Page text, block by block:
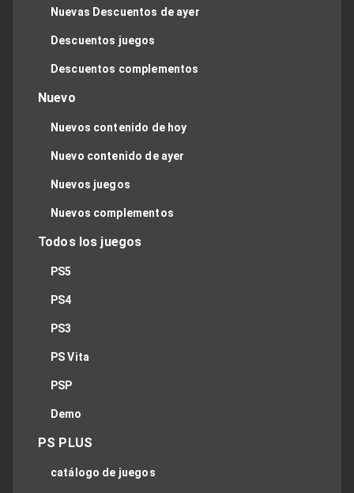
Nuevas Descuentos de ayer
Descuentos juegos
Descuentos complementos
Nuevo
Nuevos contenido de hoy
Nuevo contenido de ayer
Nuevos juegos
Nuevos complementos
Todos los juegos
PS5
PS4
PS3
PS Vita
PSP
Demo
PS PLUS
catálogo de juegos